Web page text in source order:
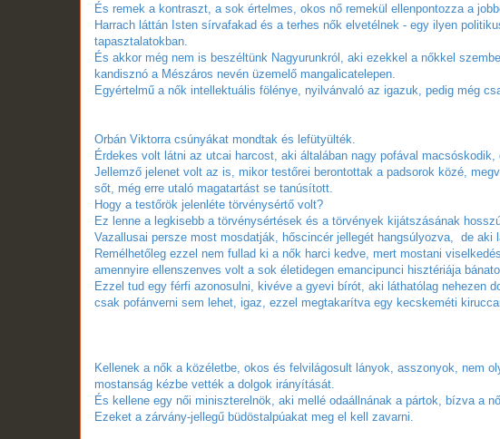
És remek a kontraszt, a sok értelmes, okos nő remekül ellenpontozza a
Harrach láttán Isten sírvafakad és a terhes nők elvetélnek - egy ilyen
tapasztalatokban.
És akkor még nem is beszéltünk Nagyurunkról, aki ezekkel a nőkkel
kandisznó a Mészáros nevén üzemelő mangalicatelepen.
Egyértelmű a nők intellektuális fölénye, nyilvánvaló az igazuk, pedig még
Orbán Viktorra csúnyákat mondtak és lefütyülték.
Érdekes volt látni az utcai harcost, aki általában nagy pofával
Jellemző jelenet volt az is, mikor testőrei berontottak a padsorok közé,
sőt, még erre utaló magatartást se tanúsított.
Hogy a testőrök jelenléte törvénysértő volt?
Ez lenne a legkisebb a törvénysértések és a törvények kijátszásának
Vazallusai persze most mosdatják, hőscincér jellegét hangsúlyozva, de aki
Remélhetőleg ezzel nem fullad ki a nők harci kedve, mert mostani
amennyire ellenszenves volt a sok életidegen emancipunci hisztériája
Ezzel tud egy férfi azonosulni, kivéve a gyevi bírót, aki láthatólag nehezen
csak pofánverni sem lehet, igaz, ezzel megtakarítva egy kecskeméti
Kellenek a nők a közéletbe, okos és felvilágosult lányok, asszonyok, nem
mostanság kézbe vették a dolgok irányítását.
És kellene egy női miniszterelnök, aki mellé odaállnának a pártok, bízva a
Ezeket a zárvány-jellegű büdöstalpúakat meg el kell zavarni.